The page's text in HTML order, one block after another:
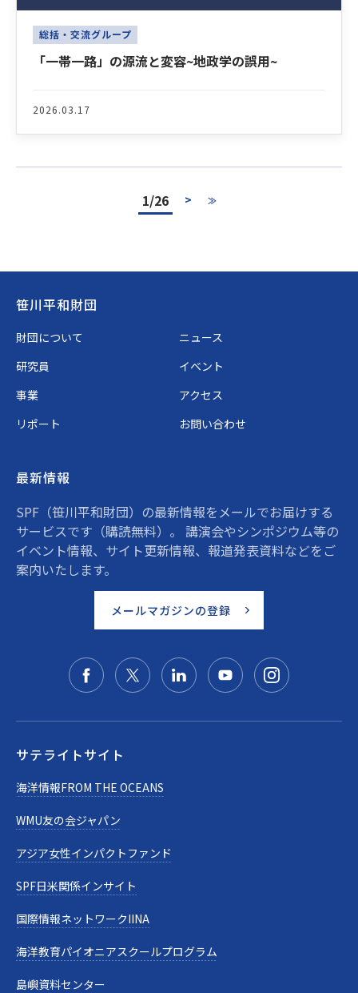
総括・交流グループ
「一帯一路」の源流と変容~地政学の誤用~
2026.03.17
1/26 > ≫
Footer
笹川平和財団
財団について
ニュース
研究員
イベント
事業
アクセス
リポート
お問い合わせ
最新情報
SPF（笹川平和財団）の最新情報をメールでお届けする
サービスです（購読無料）。 講演会やシンポジウム等の
イベント情報、サイト更新情報、報道発表資料などをご
案内いたします。
メールマガジンの登録
サテライトサイト
海洋情報FROM THE OCEANS
WMU友の会ジャパン
アジア女性インパクトファンド
SPF日米関係インサイト
国際情報ネットワークIINA
海洋教育パイオニアスクールプログラム
島嶼資料センター